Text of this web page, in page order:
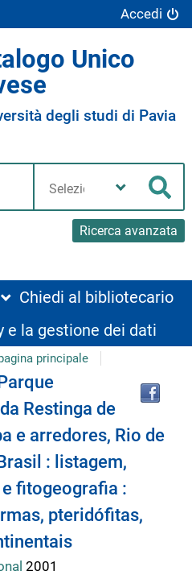
Accedi
Unico
degli studi di Pavia
Ricerca avanzata
biblioteca
Chiedi al bibliotecario
e la gestione dei dati
principale
Restinga de
e arredores, Rio de
: listagem,
fitogeografia :
pteridófitas,
2001